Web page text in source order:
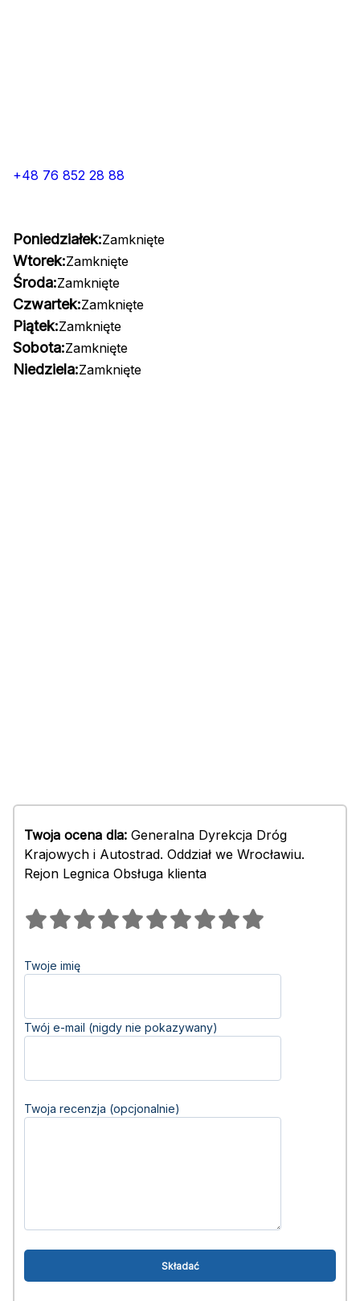
+48 76 852 28 88
Poniedziałek:Zamknięte
Wtorek:Zamknięte
Środa:Zamknięte
Czwartek:Zamknięte
Piątek:Zamknięte
Sobota:Zamknięte
Niedziela:Zamknięte
Twoja ocena dla: Generalna Dyrekcja Dróg
Krajowych i Autostrad. Oddział we Wrocławiu.
Rejon Legnica Obsługa klienta
Twoje imię
Twój e-mail (nigdy nie pokazywany)
Twoja recenzja (opcjonalnie)